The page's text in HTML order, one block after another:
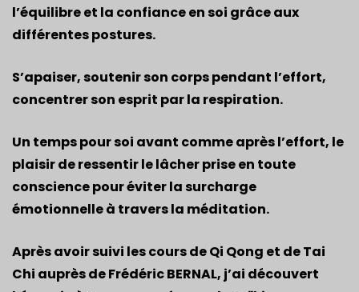
l’équilibre et la confiance en soi grâce aux
différentes postures.
S’apaiser, soutenir son corps pendant l’effort,
concentrer son esprit par la respiration.
Un temps pour soi avant comme après l’effort, le
plaisir de ressentir le lâcher prise en toute
conscience pour éviter la surcharge
émotionnelle à travers la méditation.
​Après avoir suivi les cours de Qi Qong et de Tai
Chi auprès de Frédéric BERNAL, j’ai découvert